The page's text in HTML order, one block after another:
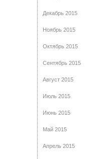
Декабрь 2015
Ноябрь 2015
Октябрь 2015
Сентябрь 2015
Август 2015
Июль 2015
Июнь 2015
Май 2015
Апрель 2015